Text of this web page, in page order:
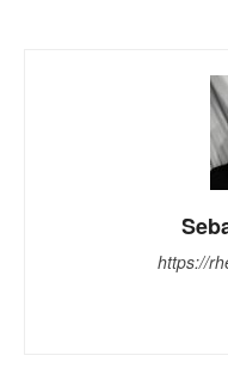
https://